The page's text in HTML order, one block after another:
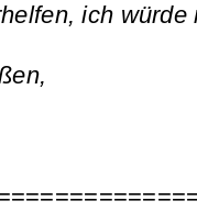
ich würde